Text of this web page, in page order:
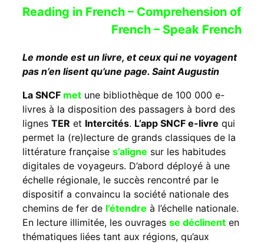
Reading in French – Comprehension of
French – Speak French
Le monde est un livre, et ceux qui ne voyagent
pas n’en lisent qu’une page. Saint Augustin
La SNCF met une bibliothèque de 100 000 e-
livres à la disposition des passagers à bord des
lignes TER et Intercités. L’app SNCF e-livre qui
permet la (re)lecture de grands classiques de la
littérature française s’aligne sur les habitudes
digitales de voyageurs. D’abord déployé à une
échelle régionale, le succès rencontré par le
dispositif a convaincu la société nationale des
chemins de fer de l’étendre à l’échelle nationale.
En lecture illimitée, les ouvrages se déclinent en
thématiques liées tant aux régions, qu’aux